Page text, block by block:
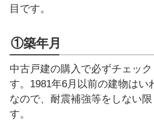
目です。
①築年月
中古戸建の購入で必ずチェッ
す。1981年6月以前の建物はい
なので、耐震補強等をしない
す。